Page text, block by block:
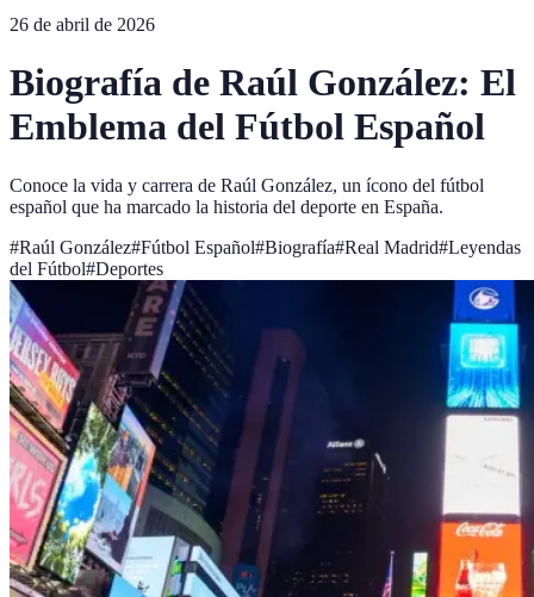
26 de abril de 2026
Biografía de Raúl González: El
Emblema del Fútbol Español
Conoce la vida y carrera de Raúl González, un ícono del fútbol
español que ha marcado la historia del deporte en España.
#Raúl González#Fútbol Español#Biografía#Real Madrid#Leyendas
del Fútbol#Deportes